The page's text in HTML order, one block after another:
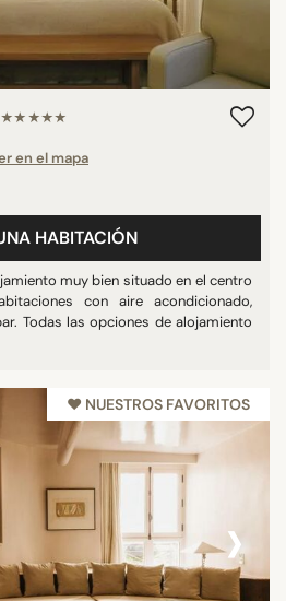
★★★★★
en el mapa
HABITACIÓN
muy bien situado en el centro
con aire acondicionado,
Todas las opciones de alojamiento
♥︎ NUESTROS FAVORITOS
›